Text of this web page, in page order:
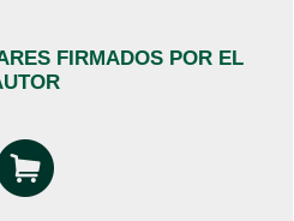
FIRMADOS POR EL